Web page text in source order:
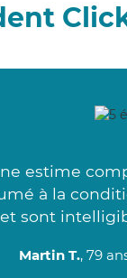
estime
à la
sont
Martin T., 79